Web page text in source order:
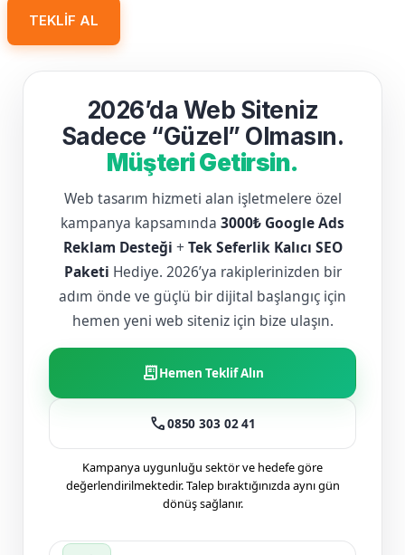
TEKLIF AL
2026’da Web Siteniz
Sadece “Güzel” Olmasın.
Müşteri Getirsin.
Web tasarım hizmeti alan işletmelere özel
kampanya kapsamında 3000₺ Google Ads
Reklam Desteği + Tek Seferlik Kalıcı SEO
Paketi Hediye. 2026’ya rakiplerinizden bir
adım önde ve güçlü bir dijital başlangıç için
hemen yeni web siteniz için bize ulaşın.
receipt_longHemen Teklif Alın
call0850 303 02 41
Kampanya uygunluğu sektör ve hedefe göre
değerlendirilmektedir. Talep bıraktığınızda aynı gün
dönüş sağlanır.